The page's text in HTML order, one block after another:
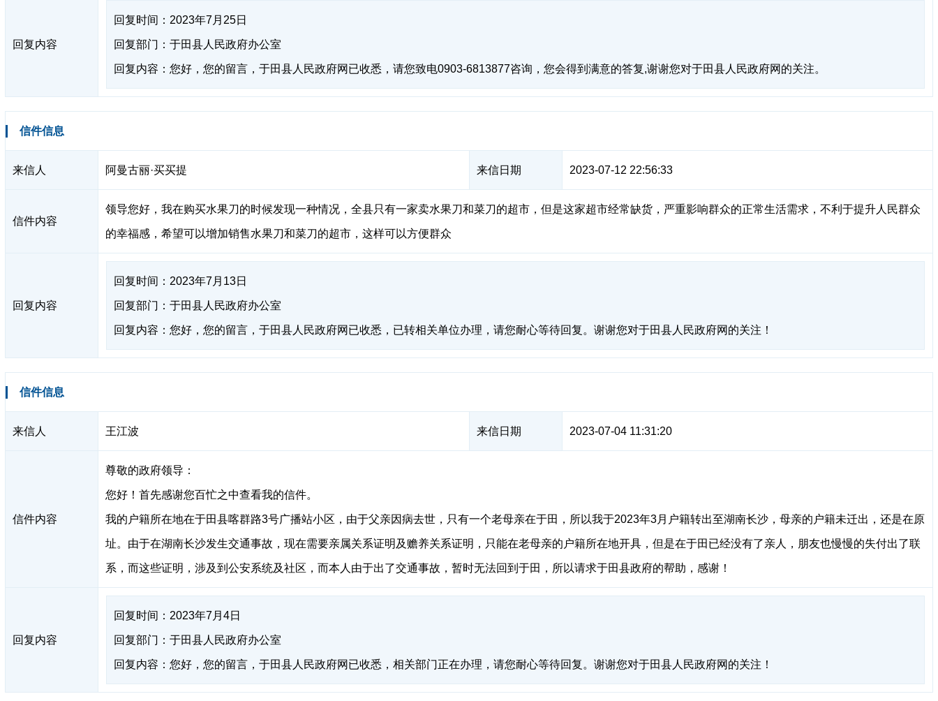
回复内容
回复时间：2023年7月25日
回复部门：于田县人民政府办公室
回复内容：您好，您的留言，于田县人民政府网已收悉，请您致电0903-6813877咨询，您会得到满意的答复,谢谢您对于田县人民政府网的关注。
信件信息
来信人 阿曼古丽·买买提 来信日期 2023-07-12 22:56:33
信件内容
领导您好，我在购买水果刀的时候发现一种情况，全县只有一家卖水果刀和菜刀的超市，但是这家超市经常缺货，严重影响群众的正常生活需求，不利于提升人民群众
的幸福感，希望可以增加销售水果刀和菜刀的超市，这样可以方便群众
回复内容
回复时间：2023年7月13日
回复部门：于田县人民政府办公室
回复内容：您好，您的留言，于田县人民政府网已收悉，已转相关单位办理，请您耐心等待回复。谢谢您对于田县人民政府网的关注！
信件信息
来信人 王江波 来信日期 2023-07-04 11:31:20
信件内容
尊敬的政府领导：
您好！首先感谢您百忙之中查看我的信件。
我的户籍所在地在于田县喀群路3号广播站小区，由于父亲因病去世，只有一个老母亲在于田，所以我于2023年3月户籍转出至湖南长沙，母亲的户籍未迁出，还是在原
址。由于在湖南长沙发生交通事故，现在需要亲属关系证明及赡养关系证明，只能在老母亲的户籍所在地开具，但是在于田已经没有了亲人，朋友也慢慢的失付出了联
系，而这些证明，涉及到公安系统及社区，而本人由于出了交通事故，暂时无法回到于田，所以请求于田县政府的帮助，感谢！
回复内容
回复时间：2023年7月4日
回复部门：于田县人民政府办公室
回复内容：您好，您的留言，于田县人民政府网已收悉，相关部门正在办理，请您耐心等待回复。谢谢您对于田县人民政府网的关注！